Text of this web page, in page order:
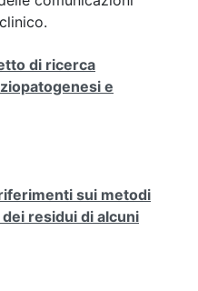
di ricerca
e
sui metodi
residui di alcuni